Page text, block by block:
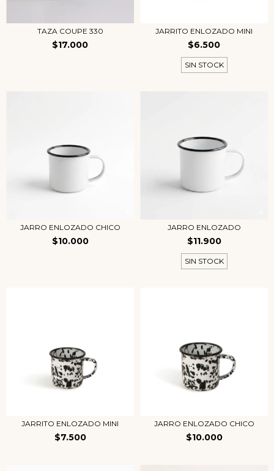
TAZA COUPE 330
$17.000
JARRITO ENLOZADO MINI
$6.500
SIN STOCK
JARRO ENLOZADO CHICO
$10.000
JARRO ENLOZADO
$11.900
SIN STOCK
JARRITO ENLOZADO MINI
$7.500
JARRO ENLOZADO CHICO
$10.000